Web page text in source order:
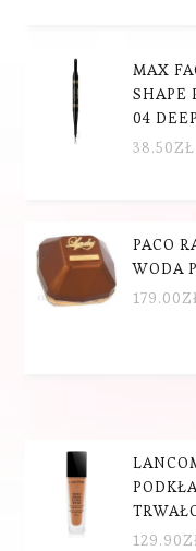
MAX
SHAPE
04
38.50ZŁ
PACO
WODA
179.00
129.90